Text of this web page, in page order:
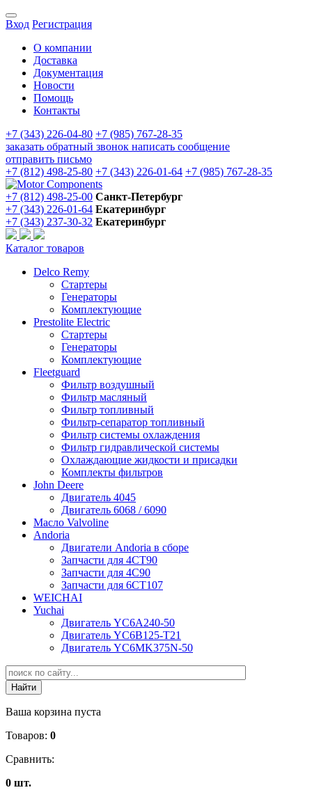
Вход Регистрация
О компании
Доставка
Документация
Новости
Помощь
Контакты
+7 (343) 226-04-80 +7 (985) 767-28-35
заказать обратный звонок написать сообщение
отправить письмо
+7 (812) 498-25-80 +7 (343) 226-01-64 +7 (985) 767-28-35
+7 (812) 498-25-00 Санкт-Петербург
+7 (343) 226-01-64 Екатеринбург
+7 (343) 237-30-32 Екатеринбург
Каталог товаров
Delco Remy
Стартеры
Генераторы
Комплектующие
Prestolite Electric
Стартеры
Генераторы
Комплектующие
Fleetguard
Фильтр воздушный
Фильтр масляный
Фильтр топливный
Фильтр-сепаратор топливный
Фильтр системы охлаждения
Фильтр гидравлической системы
Охлаждающие жидкости и присадки
Комплекты фильтров
John Deere
Двигатель 4045
Двигатель 6068 / 6090
Масло Valvoline
Andoria
Двигатели Andoria в сборе
Запчасти для 4CT90
Запчасти для 4С90
Запчасти для 6CT107
WEICHAI
Yuchai
Двигатель YC6A240-50
Двигатель YC6B125-T21
Двигатель YC6MK375N-50
Ваша корзина пуста
Товаров: 0
Сравнить:
0 шт.